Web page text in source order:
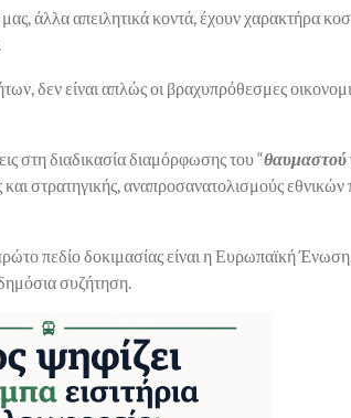
άλλα απειλητικά κοντά, έχουν χαρακτήρα
δεν είναι απλώς οι βραχυπρόθεσμες
στη διαδικασία διαμόρφωσης του “θαυμαστού
στρατηγικής, αναπροσανατολισμούς εθνικών
πεδίο δοκιμασίας είναι η Ευρωπαϊκή
συζήτηση.